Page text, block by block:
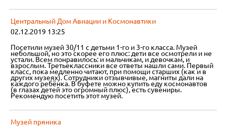
Центральный Дом Авиации и Космонавтики
02.12.2019 13:25
Посетили музей 30/11 с детьми 1-го и 3-го класса. Музей
небольшой, но это скорее его плюс: дети все осмотрели и не
устали. Всем понравилось: и мальчикам, и девочкам, и
взрослым. Третьеклассники все ответы нашли сами. Первый
класс, пока медленно читают, при помощи старших (как и в
других музеях). Сотрудники отзывчивые, магниты дали на
каждого ребёнка. В буфете можно купить еду космонавтов
(в глазах детей это огромный плюс), есть сувениры.
Рекомендую посетить этот музей.
Музей пряника